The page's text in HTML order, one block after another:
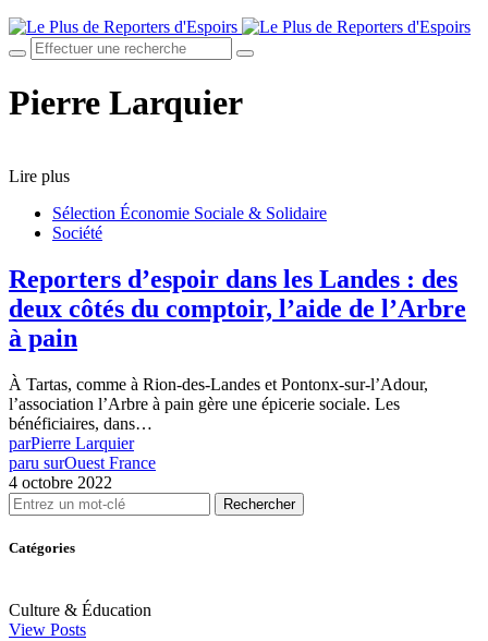
Pierre Larquier
Lire plus
Sélection Économie Sociale & Solidaire
Société
Reporters d’espoir dans les Landes : des
deux côtés du comptoir, l’aide de l’Arbre
à pain
À Tartas, comme à Rion-des-Landes et Pontonx-sur-l’Adour,
l’association l’Arbre à pain gère une épicerie sociale. Les
bénéficiaires, dans…
parPierre Larquier
paru surOuest France
4 octobre 2022
Rechercher
Catégories
Culture & Éducation
View Posts